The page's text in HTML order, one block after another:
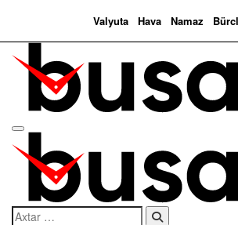
Valyuta Hava Namaz
Search…